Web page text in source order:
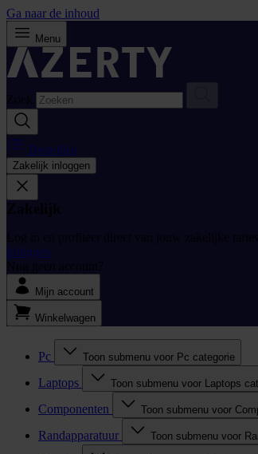
Ga naar de inhoud
Menu
Zoek
Bestellijst
Zakelijk inloggen
Zakelijk
Log in en profiteer direct van jouw zakelijke
Inloggen
Nog geen account?
Mijn account
Winkelwagen
Pc Toon submenu voor Pc categorie
Laptops Toon submenu voor Laptops
Componenten Toon submenu voor
Randapparatuur Toon submenu voor